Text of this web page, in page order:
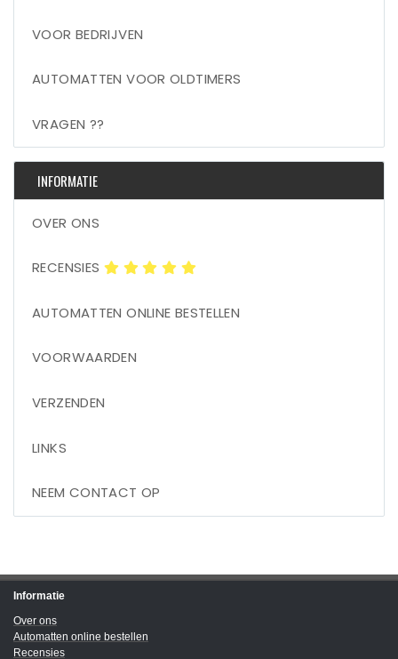
VOOR BEDRIJVEN
AUTOMATTEN VOOR OLDTIMERS
VRAGEN ??
INFORMATIE
OVER ONS
RECENSIES
AUTOMATTEN ONLINE BESTELLEN
VOORWAARDEN
VERZENDEN
LINKS
NEEM CONTACT OP
Informatie
Over ons
Automatten online bestellen
Recensies